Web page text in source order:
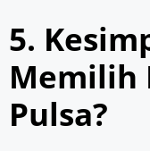
5.
Memilih
Pulsa?